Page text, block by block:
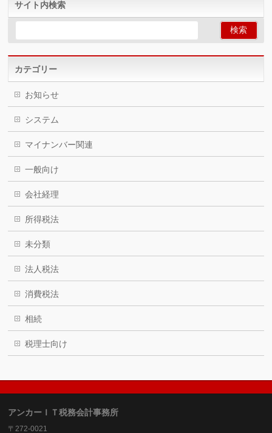
サイト内検索
カテゴリー
お知らせ
システム
マイナンバー関連
一般向け
会社経理
所得税法
未分類
法人税法
消費税法
相続
税理士向け
アンカーＩＴ税務会計事務所
〒272-0021